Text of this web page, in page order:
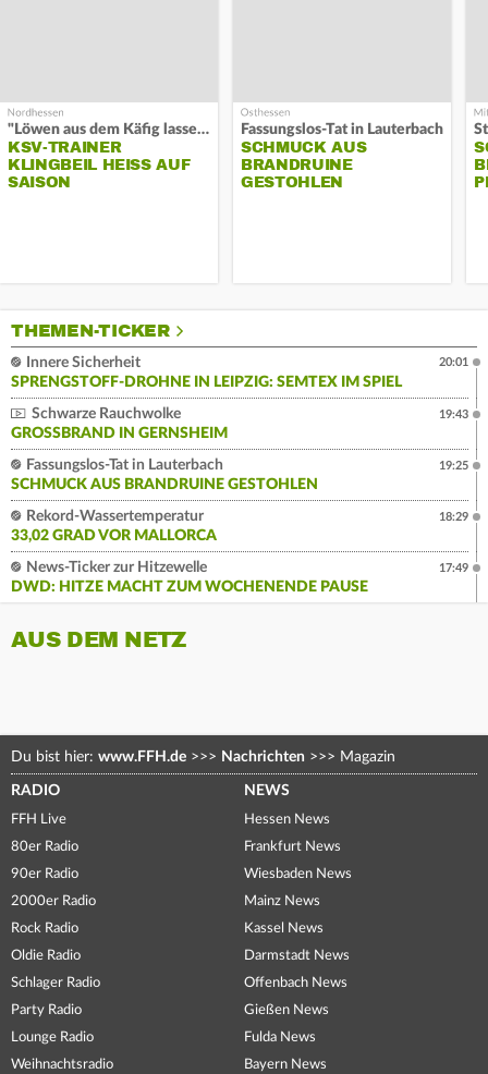
"Löwen aus dem Käfig lassen"
KSV-TRAINER
KLINGBEIL HEISS AUF S
AISON
Fassungslos-Tat in Lauterbach
SCHMUCK AUS
BRANDRUINE
GESTOHLEN
THEMEN-TICKER
Innere Sicherheit
SPRENGSTOFF-DROHNE IN LEIPZIG: SEMTEX IM SPIEL
20:01
Schwarze Rauchwolke
GROSSBRAND IN GERNSHEIM
19:43
Fassungslos-Tat in Lauterbach
SCHMUCK AUS BRANDRUINE GESTOHLEN
19:25
Rekord-Wassertemperatur
33,02 GRAD VOR MALLORCA
18:29
News-Ticker zur Hitzewelle
DWD: HITZE MACHT ZUM WOCHENENDE PAUSE
17:49
AUS DEM NETZ
Du bist hier: www.FFH.de >>> Nachrichten >>> Magazin
RADIO
FFH Live
80er Radio
90er Radio
2000er Radio
Rock Radio
Oldie Radio
Schlager Radio
Party Radio
Lounge Radio
Weihnachtsradio
NEWS
Hessen News
Frankfurt News
Wiesbaden News
Mainz News
Kassel News
Darmstadt News
Offenbach News
Gießen News
Fulda News
Bayern News